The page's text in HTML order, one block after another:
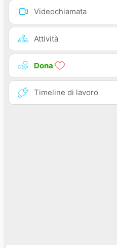
Videochiamata
Attività
Dona
Timeline di lavoro